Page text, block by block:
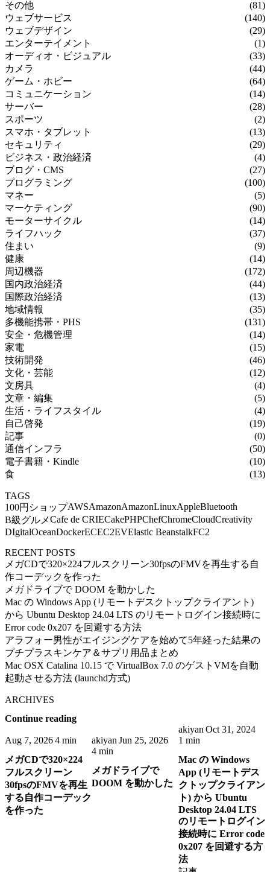
その他
(81)
ウェブサービス
(140)
ウェブデザイン
(29)
エンターテイメント
(1)
オーディオ・ビジュアル
(33)
カメラ
(44)
ゲーム・ホビー
(64)
コミュニケーション
(14)
サーバー
(28)
スポーツ
(2)
スマホ・タブレット
(13)
セキュリティ
(29)
ビジネス・政治経済
(4)
ブログ・CMS
(27)
プログラミング
(100)
マネー
(5)
マーケティング
(90)
モーターサイクル
(14)
ライフハック
(37)
住まい
(9)
健康
(14)
周辺機器
(172)
国内政治経済
(44)
国際政治経済
(13)
地域情報
(35)
多機能携帯・PHS
(131)
安全・危機管理
(14)
家電
(15)
技術開発
(46)
文化・芸能
(12)
文房具
(4)
文章・編集
(5)
生活・ライフスタイル
(4)
自己啓発
(19)
記事
(0)
通信インフラ
(50)
電子書籍・Kindle
(10)
食
(13)
TAGS
100円ショップAWSAmazonAmazonLinuxAppleBluetooth
B級グルメCafe de CRIECakePHPChefChromeCloudCreativity
DIgitalOceanDockerECEC2EVElastic BeanstalkFC2
RECENT POSTS
メガCDで320×224フルスクリーン30fpsのFMVを再生する自
作コーデックを作った
メガドライブで DOOM を動かした
Mac の Windows App (リモートデスクトップクライアント)
から Ubuntu Desktop 24.04 LTS のリモートログイン接続時に
Error code 0x207 を回避する方法
アラフォー男性がエイジングケアを始めて5年経った結果の
プチプラスキンケア＆サプリ用品まとめ
Mac OSX Catalina 10.15 で VirtualBox 7.0 のゲストVMを自動
起動させる方法 (launchd方式)
ARCHIVES
Continue reading
Aug 7, 20264 min
メガCDで320×224
フルスクリーン
30fpsのFMVを再生
する自作コーデック
を作った
akiyan Jun 25, 2026
4 min
メガドライブで
DOOM を動かした
akiyan Oct 31, 2024
1 min
Mac の Windows
App (リモートデス
クトップクライアン
ト) から Ubuntu
Desktop 24.04 LTS
のリモートログイン
接続時に Error code
0x207 を回避する方
法